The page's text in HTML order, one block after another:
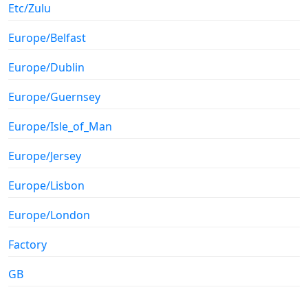
Etc/Zulu
Europe/Belfast
Europe/Dublin
Europe/Guernsey
Europe/Isle_of_Man
Europe/Jersey
Europe/Lisbon
Europe/London
Factory
GB